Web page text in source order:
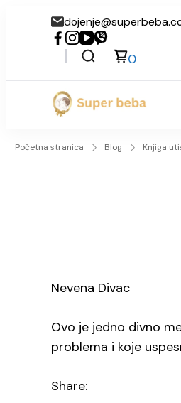
0
Početna stranica Blog Knjiga
Nevena Divac
Ovo je jedno divno
problema i koje
Share: